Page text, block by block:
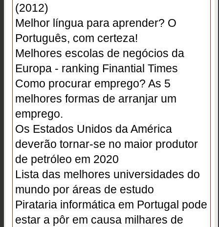
(2012)
Melhor língua para aprender? O
Português, com certeza!
Melhores escolas de negócios da
Europa - ranking Finantial Times
Como procurar emprego? As 5
melhores formas de arranjar um
emprego.
Os Estados Unidos da América
deverão tornar-se no maior produtor
de petróleo em 2020
Lista das melhores universidades do
mundo por áreas de estudo
Pirataria informática em Portugal pode
estar a pôr em causa milhares de